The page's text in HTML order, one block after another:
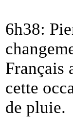
6h38:
Français
cette
de pluie.